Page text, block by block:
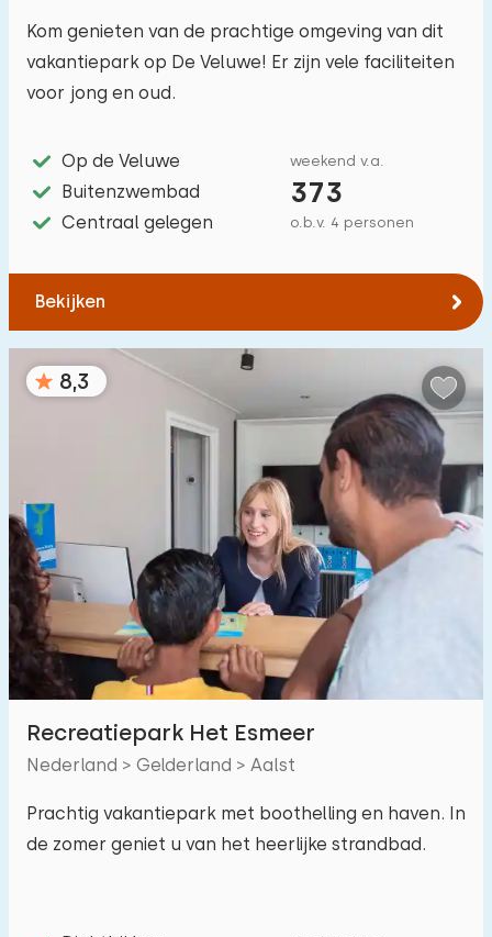
Vrijstaande woning
Vakantieboerderij
Appartement
Tiny house
Kindvriendelijk
Kindermeubilair 13
Omheinde tuin
Speeltoestellen bij woning 9
Binnenzwembad 13
Buitenzwembad
Kinderanimatie
Kinderfaciliteiten op park
Verminderde mobiliteit
Rolstoelvriendelijk
Met hulpmiddelen
Kom genieten van de prachtige omgeving van dit
vakantiepark op De Veluwe! Er zijn vele faciliteiten
voor jong en oud.
Op de Veluwe
Buitenzwembad
Centraal gelegen
weekend v.a.
373
o.b.v. 4 personen
Bekijken
8,3
Recreatiepark Het Esmeer
Nederland > Gelderland > Aalst
Prachtig vakantiepark met boothelling en haven. In
de zomer geniet u van het heerlijke strandbad.